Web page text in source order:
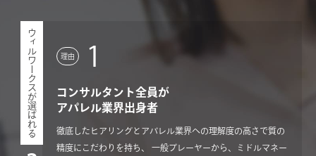
ウィルワークスが選ばれる 理由 1
コンサルタント全員が
アパレル業界出身者
徹底したヒアリングとアパレル業界への理解度の高さで質の
精度にこだわりを持ち、 一般プレーヤーから、ミドルマネー